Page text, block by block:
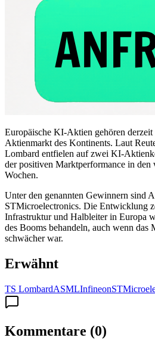
Europäische KI-Aktien gehören derzeit
Aktienmarkt des Kontinents. Laut
Lombard entfielen auf zwei KI-
der positiven Marktperformance in den
Wochen.
Unter den genannten Gewinnern sind
STMicroelectronics. Die Entwicklung
Infrastruktur und Halbleiter in Europa
des Booms behandeln, auch wenn das
schwächer war.
Erwähnt
TS LombardASMLInfineon
Kommentare (0)